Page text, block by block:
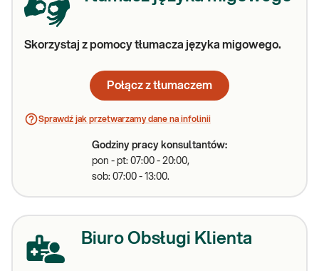
Skorzystaj z pomocy tłumacza języka migowego.
Połącz z tłumaczem
Sprawdź jak przetwarzamy dane na infolinii
Godziny pracy konsultantów:
pon - pt: 07:00 - 20:00,
sob: 07:00 - 13:00.
Biuro Obsługi Klienta